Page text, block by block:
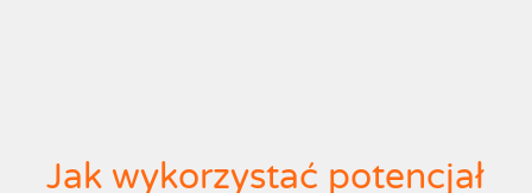
Jak wykorzystać potencjał